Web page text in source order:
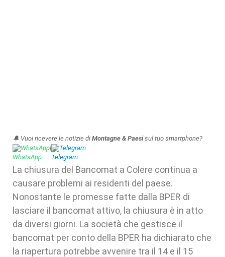
🔔 Vuoi ricevere le notizie di Montagne & Paesisul tuo smartphone?
WhatsApp| Telegram
La chiusura del Bancomat a Colere continua a
causare problemi ai residenti del paese.
Nonostante le promesse fatte dalla BPER di
lasciare il bancomat attivo, la chiusura è in atto
da diversi giorni. La società che gestisce il
bancomat per conto della BPER ha dichiarato che
la riapertura potrebbe avvenire tra il 14 e il 15